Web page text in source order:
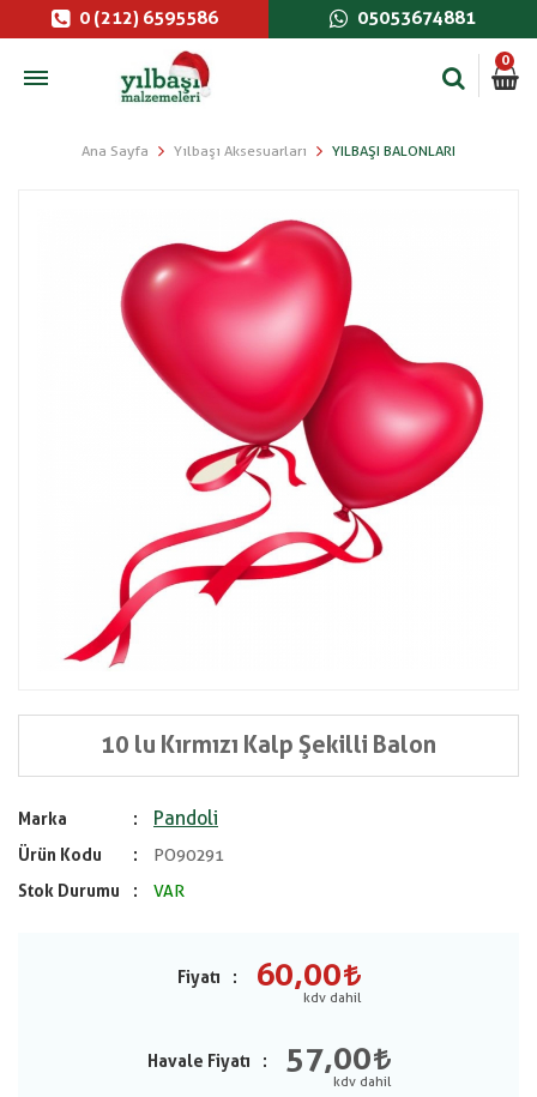
0 (212) 6595586 05053674881
0
Ana Sayfa Yılbaşı Aksesuarları YILBAŞI BALONLARI
10 lu Kırmızı Kalp Şekilli Balon
Marka Pandoli
Ürün Kodu
PO90291
Stok Durumu
VAR
Fiyatı 60,00
Havale Fiyatı 57,00